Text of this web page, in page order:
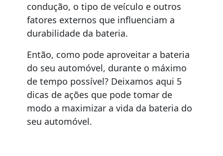
condução, o tipo de veículo e outros
fatores externos que influenciam a
durabilidade da bateria.
Então, como pode aproveitar a bateria
do seu automóvel, durante o máximo
de tempo possível? Deixamos aqui 5
dicas de ações que pode tomar de
modo a maximizar a vida da bateria do
seu automóvel.